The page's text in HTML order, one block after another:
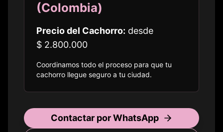
(Colombia)
Precio del Cachorro: desde
$ 2.800.000
Coordinamos todo el proceso para que tu
cachorro llegue seguro a tu ciudad.
Contactar por WhatsApp